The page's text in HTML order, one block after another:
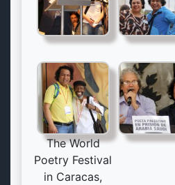
The World
Poetry Festival
in Caracas,